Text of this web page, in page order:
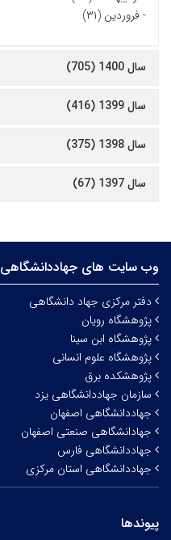
- فروردین (۳۱)
سال 1400 (705)
سال 1399 (416)
سال 1398 (375)
سال 1397 (67)
وب سایت های جهاددانشگاهی
دفتر مرکزی جهاد دانشگاهی
پژوهشگاه رویان
پژوهشگاه ابن سینا
پژوهشگاه علوم انسانی
پژوهشکده برق
سازمان جهاددانشگاهی یزد
جهاددانشگاهی اصفهان
جهادانشگاهی صنعتی اصفهان
جهاددانشگاهی فارس
جهاددانشگاهی استان مرکزی
پیوندها